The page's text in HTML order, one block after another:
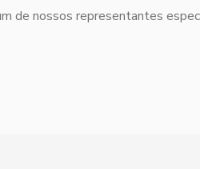
de nossos representantes